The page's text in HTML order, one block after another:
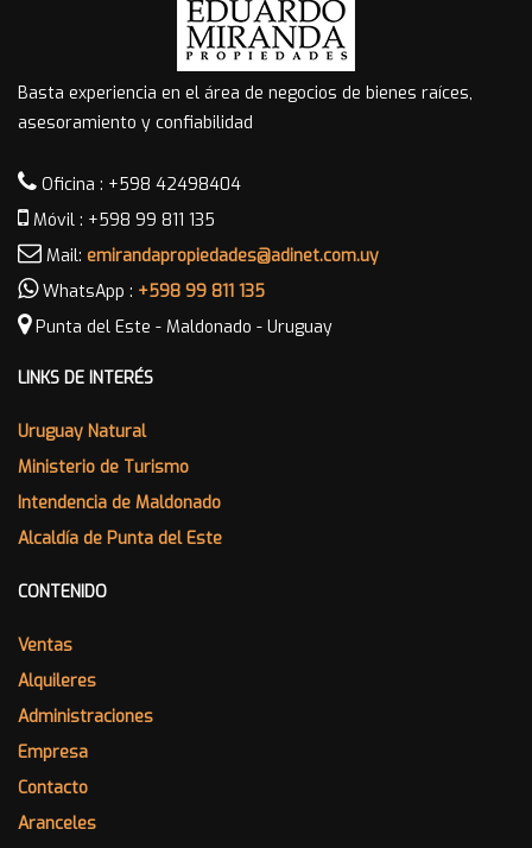
Basta experiencia en el área de negocios de bienes raíces,
asesoramiento y confiabilidad
Oficina : +598 42498404
Móvil : +598 99 811 135
Mail: emirandapropiedades@adinet.com.uy
WhatsApp : +598 99 811 135
Punta del Este - Maldonado - Uruguay
LINKS DE INTERÉS
Uruguay Natural
Ministerio de Turismo
Intendencia de Maldonado
Alcaldía de Punta del Este
CONTENIDO
Ventas
Alquileres
Administraciones
Empresa
Contacto
Aranceles